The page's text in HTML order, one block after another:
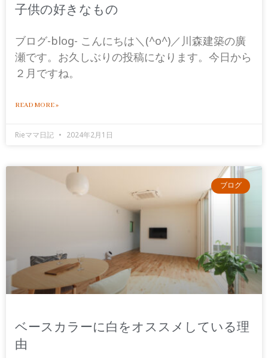
子供の好きなもの
ブログ-blog- こんにちは＼(^o^)／川森建築の廣
瀬です。お久しぶりの投稿になります。今日から
２月ですね。
READ MORE »
Rieママ日記 2024年2月1日
ブログ
ベースカラーに白をオススメしている理
由